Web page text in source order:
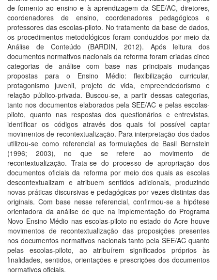
de fomento ao ensino e à aprendizagem da SEE/AC, diretores,
coordenadores de ensino, coordenadores pedagógicos e
professores das escolas-piloto. No tratamento da base de dados,
os procedimentos metodológicos foram conduzidos por meio da
Análise de Conteúdo (BARDIN, 2012). Após leitura dos
documentos normativos nacionais da reforma foram criadas cinco
categorias de análise com base nas principais mudanças
propostas para o Ensino Médio: flexibilização curricular,
protagonismo juvenil, projeto de vida, empreendedorismo e
relação público-privada. Buscou-se, a partir dessas categorias,
tanto nos documentos elaborados pela SEE/AC e pelas escolas-
piloto, quanto nas respostas dos questionários e entrevistas,
identificar os códigos através dos quais foi possível captar
movimentos de recontextualização. Para interpretação dos dados
utilizou-se como referencial as formulações de Basil Bernstein
(1996; 2003), no que se refere ao movimento de
recontextualização. Trata-se do processo de apropriação dos
documentos oficiais da reforma por meio dos quais as escolas
descontextualizam e atribuem sentidos adicionais, produzindo
novas práticas discursivas e pedagógicas por vezes distintas das
originais. Com base nesse referencial, confirmou-se a hipótese
orientadora da análise de que na implementação do Programa
Novo Ensino Médio nas escolas-piloto no estado do Acre houve
movimentos de recontextualização das proposições presentes
nos documentos normativos nacionais tanto pela SEE/AC quanto
pelas escolas-piloto, ao atribuírem significados próprios às
finalidades, sentidos, orientações e prescrições dos documentos
normativos oficiais.